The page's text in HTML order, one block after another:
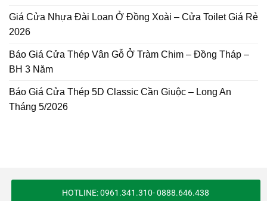
Giá Cửa Nhựa Đài Loan Ở Đồng Xoài – Cửa Toilet Giá Rẻ
2026
Báo Giá Cửa Thép Vân Gỗ Ở Tràm Chim – Đồng Tháp –
BH 3 Năm
Báo Giá Cửa Thép 5D Classic Cần Giuộc – Long An
Tháng 5/2026
HOTLINE: 0961.341.310- 0888.646.438